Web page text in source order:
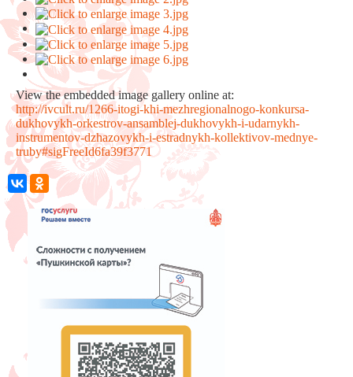
View the embedded image gallery online at:
http://ivcult.ru/1266-itogi-khi-mezhregionalnogo-konkursa-
dukhovykh-orkestrov-ansamblej-dukhovykh-i-udarnykh-
instrumentov-dzhazovykh-i-estradnykh-kollektivov-mednye-
truby#sigFreeId6fa39f3771